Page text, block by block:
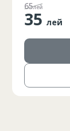
48лей
35 лей